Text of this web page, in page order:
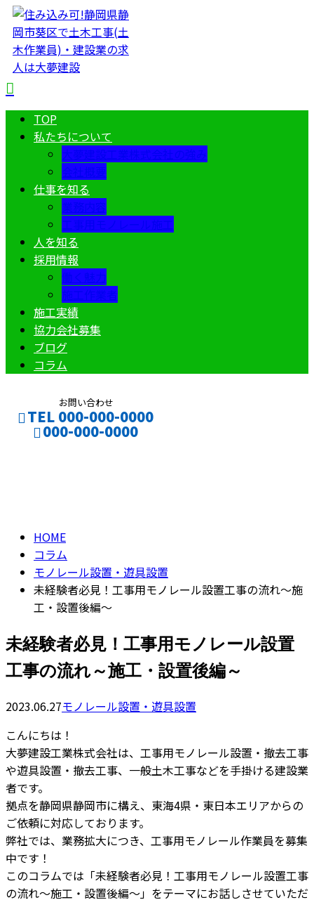
TOP
私たちについて
仕事を知る
人を知る
採用情報
施工実績
協力会社募集
ブログ
コラム
お問い合わせ
TEL 000-000-0000
000-000-0000
HOME
コラム
モノレール設置・遊具設置
未経験者必見！工事用モノレール設置工事の流れ～施
工・設置後編～
未経験者必見！工事用モノレール設置
工事の流れ～施工・設置後編～
2023.06.27モノレール設置・遊具設置
こんにちは！
大夢建設工業株式会社は、工事用モノレール設置・撤去工事
や遊具設置・撤去工事、一般土木工事などを手掛ける建設業
者です。
拠点を静岡県静岡市に構え、東海4県・東日本エリアからの
ご依頼に対応しております。
弊社では、業務拡大につき、工事用モノレール作業員を募集
中です！
このコラムでは「未経験者必見！工事用モノレール設置工事
の流れ～施工・設置後編～」をテーマにお話しさせていただ